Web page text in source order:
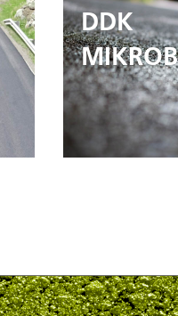
DDK